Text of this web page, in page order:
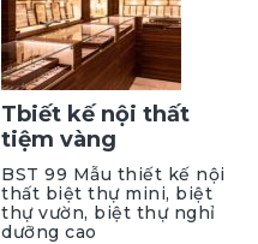
Tbiết kế nội thất
tiệm vàng
BST 99 Mẫu thiết kế nội
thất biệt thự mini, biệt
thự vườn, biệt thự nghỉ
dưỡng cao